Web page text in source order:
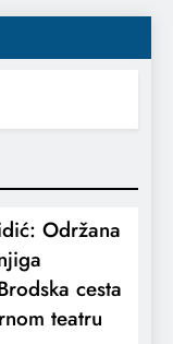
Održana
cesta
teatru